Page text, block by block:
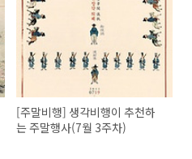
[주말비행] 생각비행이 추천하
는 주말행사(7월 3주차)